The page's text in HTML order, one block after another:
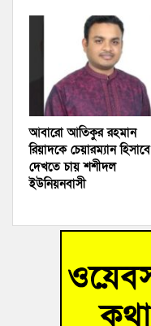
আবারো আতিকুর রহমান
রিয়াদকে চেয়ারম্যান হিসাবে
দেখতে চায় শশীদল
ইউনিয়নবাসী